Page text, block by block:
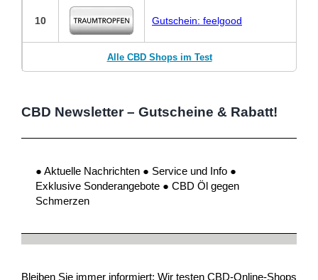
10 Gutschein: feelgood
Alle CBD Shops im Test
CBD Newsletter – Gutscheine & Rabatt!
● Aktuelle Nachrichten ● Service und Info ●
Exklusive Sonderangebote ● CBD Öl gegen
Schmerzen
Bleiben Sie immer informiert: Wir testen CBD-Online-Shops